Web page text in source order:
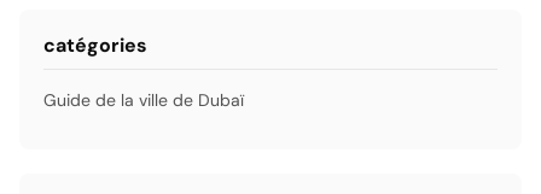
catégories
Guide de la ville de Dubaï